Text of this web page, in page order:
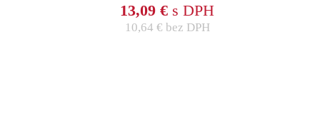
13,09 € s DPH
10,64 € bez DPH